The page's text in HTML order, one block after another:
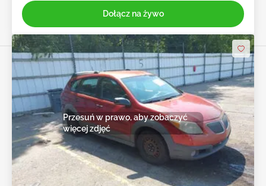
Dołącz na żywo
Przesuń w prawo, aby zobaczyć
więcej zdjęć